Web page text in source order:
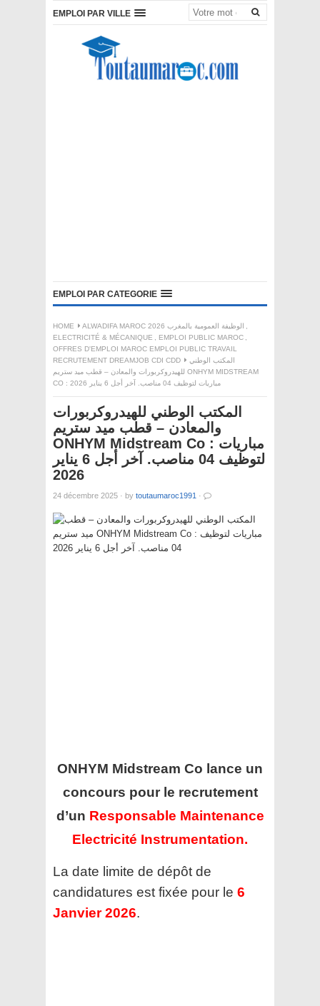
EMPLOI PAR VILLE
EMPLOI PAR CATEGORIE
HOME ALWADIFA MAROC 2026 الوظيفة العمومية بالمغرب
,
ELECTRICITÉ & MÉCANIQUE , EMPLOI PUBLIC MAROC ,
OFFRES D'EMPLOI MAROC EMPLOI PUBLIC TRAVAIL
RECRUTEMENT DREAMJOB CDI CDD
المكتب الوطني
للهيدروكربورات والمعادن – قطب ميد ستريم ONHYM MIDSTREAM
CO : مباريات لتوظيف 04 مناصب. آخر أجل 6 يناير 2026
المكتب الوطني للهيدروكربورات
والمعادن – قطب ميد ستريم
ONHYM Midstream Co : مباريات
لتوظيف 04 مناصب. آخر أجل 6 يناير
2026
24 décembre 2025 · by toutaumaroc1991 ·
ONHYM Midstream Co lance un
concours pour le recrutement
d’un Responsable Maintenance
Electricité Instrumentation.
La date limite de dépôt de
candidatures est fixée pour le 6
Janvier 2026.